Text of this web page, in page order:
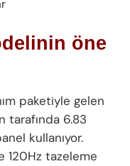
öne
paketiyle gelen
tarafında 6.83
kullanıyor.
120Hz tazeleme